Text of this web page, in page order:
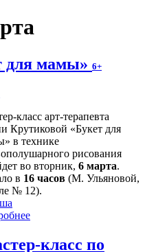
для мамы» 6+
класс арт-терапевта
Крутиковой «Букет для
в технике
рисования
во вторник, 6 марта.
в 16 часов (М. Ульяновой,
№ 12).
класс по